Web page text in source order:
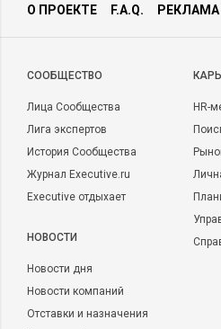
О ПРОЕКТЕ F.A.Q. РЕКЛАМА
CООБЩЕСТВО
Лица Сообщества
Лига экспертов
История Сообщества
Журнал Executive.ru
Executive отдыхает
НОВОСТИ
Новости дня
Новости компаний
Отставки и назначения
HR-